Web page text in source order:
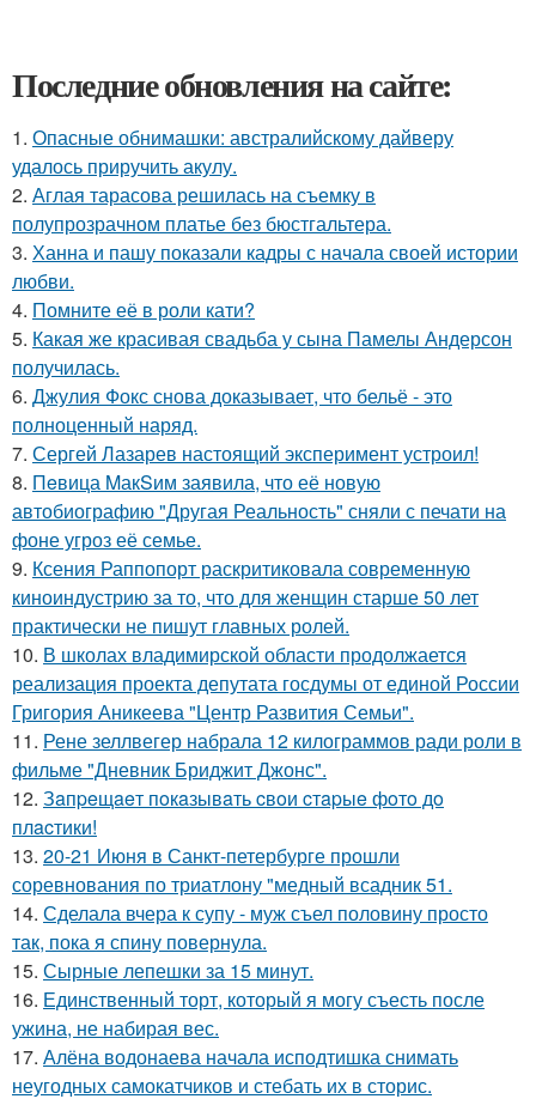
Последние обновления на сайте:
1. Опасные обнимашки: австралийскому дайверу
удалось приручить акулу.
2. Аглая тарасова решилась на съемку в
полупрозрачном платье без бюстгальтера.
3. Ханна и пашу показали кадры с начала своей истории
любви.
4. Помните её в роли кати?
5. Какая же красивая свадьба у сына Памелы Андерсон
получилась.
6. Джулия Фокс снова доказывает, что бельё - это
полноценный наряд.
7. Сергей Лазарев настоящий эксперимент устроил!
8. Пeвица MакSим заявила, что её новую
автобиографию "Другая Реальность" сняли с печати на
фоне угроз её семье.
9. Ксения Раппопорт раскритиковала современную
киноиндустрию за то, что для женщин старше 50 лет
практически не пишут главных ролей.
10. В школах владимирской области продолжается
реализация проекта депутата госдумы от единой России
Григория Аникеева "Центр Развития Семьи".
11. Рене зеллвегер набрала 12 килограммов ради роли в
фильме "Дневник Бриджит Джонс".
12. Зaпpeщaeт пoкaзывaть cвoи cтapыe фoтo дo
плacтики!
13. 20-21 Июня в Санкт-петербурге прошли
соревнования по триатлону "медный всадник 51.
14. Сделала вчера к супу - муж съел половину просто
так, пока я спину повернула.
15. Сырные лепешки за 15 минут.
16. Единственный торт, который я могу съесть после
ужина, не набирая вес.
17. Алёна водонаева начала исподтишка снимать
неугодных самокатчиков и стебать их в сторис.